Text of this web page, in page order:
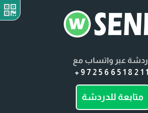
عبر واتساب مع
+972566518211
متابعة للدردشة